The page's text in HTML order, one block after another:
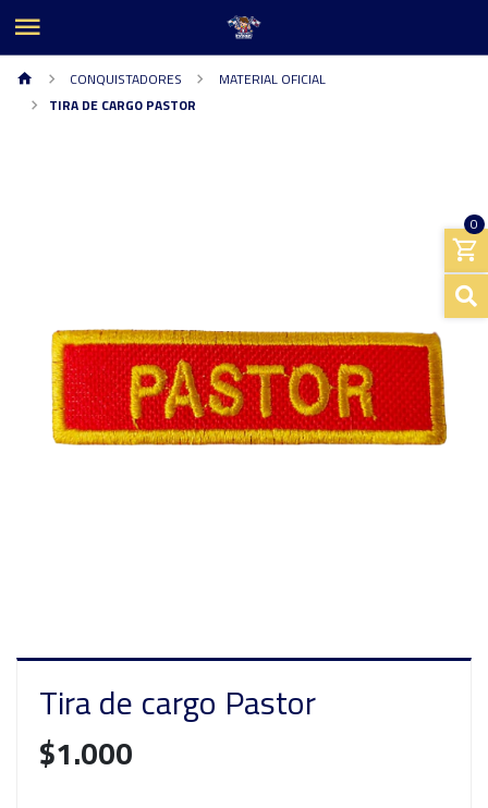
0
CONQUISTADORES
MATERIAL OFICIAL
TIRA DE CARGO PASTOR
Tira de cargo Pastor
$1.000